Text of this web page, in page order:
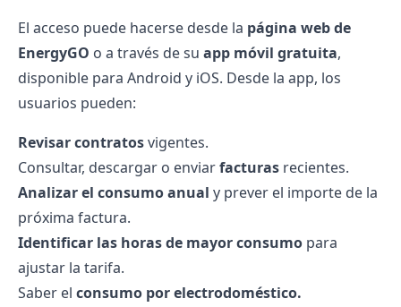
El acceso puede hacerse desde la página web de
EnergyGO o a través de su app móvil gratuita,
disponible para Android y iOS. Desde la app, los
usuarios pueden:
Revisar contratosvigentes.
Consultar, descargar o enviarfacturas recientes.
Analizar el consumoanual y prever el importe de la
próxima factura.
Identificar las horas de mayor consumo para
ajustar la tarifa.
Saber el consumo por electrodoméstico.